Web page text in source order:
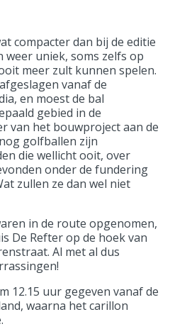
compacter dan bij de editie
weer uniek, soms zelfs op
meer zult kunnen spelen.
vanaf de
en moest de bal
gebied in de
van het bouwproject aan de
golfballen zijn
die wellicht ooit, over
onder de fundering
zullen ze dan wel niet
in de route opgenomen,
De Refter op de hoek van
Al met al dus
12.15 uur gegeven vanaf de
waarna het carillon